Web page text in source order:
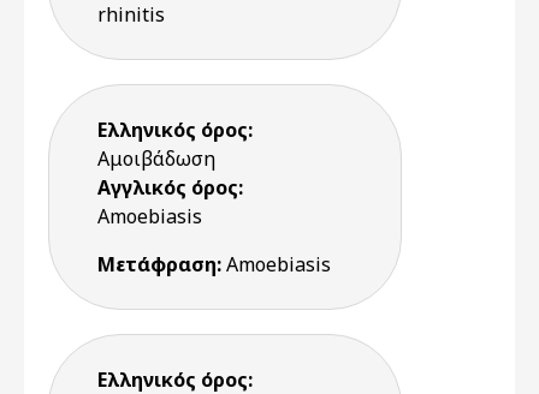
rhinitis
Ελληνικός όρος:
Αμοιβάδωση
Αγγλικός όρος:
Amoebiasis
Μετάφραση:Amoebiasis
Ελληνικός όρος: